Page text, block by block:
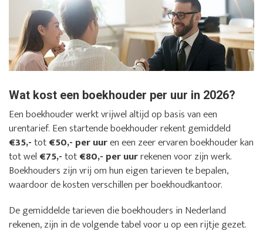
Wat kost een boekhouder per uur in 2026?
Een boekhouder werkt vrijwel altijd op basis van een
urentarief. Een startende boekhouder rekent gemiddeld
€35,-tot€50,- per uuren een zeer ervaren boekhouder kan
tot wel €75,-tot€80,- per uurrekenen voor zijn werk.
Boekhouders zijn vrij om hun eigen tarieven te bepalen,
waardoor de kosten verschillen per boekhoudkantoor.
De gemiddelde tarieven die boekhouders in Nederland
rekenen, zijn in de volgende tabel voor u op een rijtje gezet.